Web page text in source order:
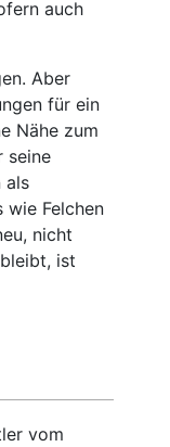
auch
Aber
für ein
Nähe zum
seine
als
wie Felchen
nicht
ist
vom